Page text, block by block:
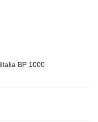
BP 1000